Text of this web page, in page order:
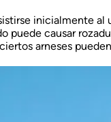
inicialmente
puede causar
arneses